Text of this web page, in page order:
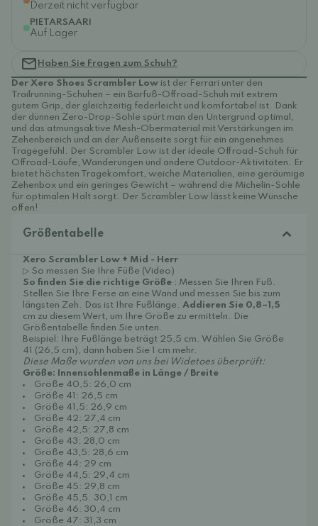
Derzeit nicht verfügbar
PIETARSAARI
Auf Lager
Haben Sie Fragen zum Schuh?
Der Xero Shoes Scrambler Low ist der Ferrari unter den
Trailrunning-Schuhen – ein Barfuß-Offroad-Schuh mit extrem
gutem Grip, der gleichzeitig federleicht und komfortabel ist. Dank
der dünnen Zero-Drop-Sohle spürt man den Untergrund optimal,
und das atmungsaktive Mesh-Obermaterial mit Verstärkungen im
Zehenbereich und an der Außenseite sorgt für ein angenehmes
Tragegefühl. Der Scrambler Low ist der ideale Offroad-Schuh für
Offroad-Läufe, Wanderungen und andere Outdoor-Aktivitäten. Er
bietet höchsten Tragekomfort, weiche Materialien, eine geräumige
Zehenbox und ein geringes Gewicht – während die Michelin-Sohle
für optimalen Halt sorgt. Der Scrambler Low lässt keine Wünsche
offen!
Größentabelle
Xero Scrambler Low + Mid - Herr
▷ So messen Sie Ihre Füße (Video)
So finden Sie die richtige Größe : Messen Sie Ihren Fuß.
Stellen Sie Ihre Ferse an eine Wand und messen Sie bis zum
längsten Zeh. Das ist Ihre Fußlänge. Addieren Sie 0,8–1,5
cm zu diesem Wert, um Ihre Größe zu ermitteln. Die
Größentabelle finden Sie unten.
Beispiel: Ihre Fußlänge beträgt 25,5 cm. Wählen Sie Größe
41 (26,5 cm), dann haben Sie 1 cm mehr.
Diese Maße wurden von uns bei Widetoes überprüft:
Größe: Innensohlenmaße in Länge / Breite
Größe 40,5: 26,0 cm
Größe 41: 26,5 cm
Größe 41,5: 26,9 cm
Größe 42: 27,4 cm
Größe 42,5: 27,8 cm
Größe 43: 28,0 cm
Größe 43,5: 28,6 cm
Größe 44: 29 cm
Größe 44,5: 29,4 cm
Größe 45: 29,8 cm
Größe 45,5. 30,1 cm
Größe 46: 30,4 cm
Größe 47: 31,3 cm